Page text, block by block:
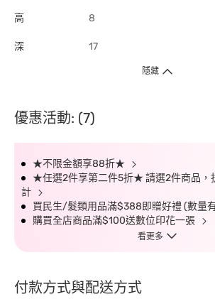
高 8
深 17
隱藏
優惠活動: (7)
★不限金額享88折★
★任選2件享第二件5折★ 請選2件商品，
計
買民生/髮類用品滿$388即贈好禮 (數量
購買全店商品滿$100送數位印花一張
看更多
付款方式與配送方式